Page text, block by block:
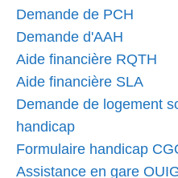
Demande de PCH
Demande d'AAH
Aide financière RQTH
Aide financière SLA
Demande de logement
handicap
Formulaire handicap
Assistance en gare